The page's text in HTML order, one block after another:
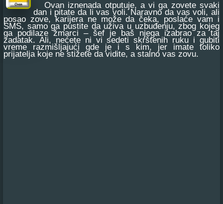
Ovan iznenada otputuje, a vi ga zovete svaki
dan i pitate da li vas voli. Naravno da vas voli, ali
posao zove, karijera ne može da čeka, poslaće vam i
SMS, samo ga pustite da uživa u uzbuđenju, zbog kojeg
ga podilaze žmarci – šef je baš njega izabrao za taj
zadatak. Ali, nećete ni vi sedeti skrštenih ruku i gubiti
vreme razmišljajući gde je i s kim, jer imate toliko
prijatelja koje ne stižete da vidite, a stalno vas zovu.